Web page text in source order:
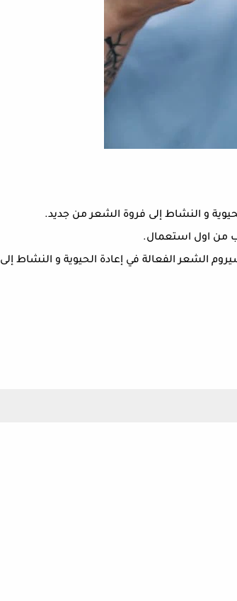
و النشاط إلى فروة الشعر من جديد.
من اول استعمال.
الشعر الفعالة في إعادة الحيوية و النشاط إلى